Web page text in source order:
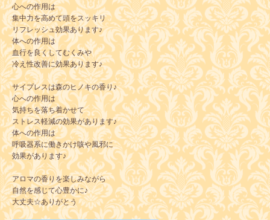
心への作用は
集中力を高めて頭をスッキリ
リフレッシュ効果あります♪
体への作用は
血行を良くしてむくみや
冷え性改善に効果あります♪
サイプレスは森のヒノキの香り♪
心への作用は
気持ちを落ち着かせて
ストレス軽減の効果があります♪
体への作用は
呼吸器系に働きかけ咳や風邪に
効果があります♪
アロマの香りを楽しみながら
自然を感じて心豊かに♪
大丈夫☆ありがとう